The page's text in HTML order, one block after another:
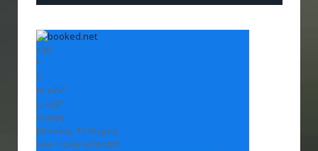
+30
°
C
H: +35°
L: +20°
Vranje
Monday, 10 August
See 7-Day Forecast